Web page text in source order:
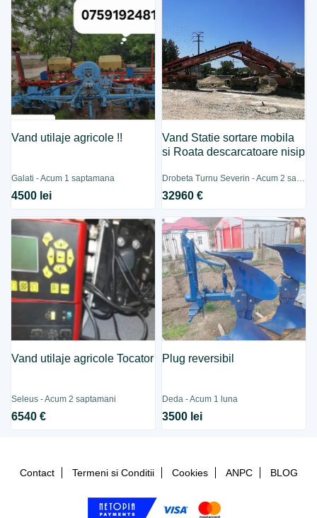
Vand utilaje agricole !!
Galati - Acum 1 saptamana
4500 lei
Vand Statie sortare mobila
si Roata descarcatoare nisip
Drobeta Turnu Severin - Acum 2 saptamani
32960 €
Vand utilaje agricole Tocator
Seleus - Acum 2 saptamani
6540 €
Plug reversibil
Deda - Acum 1 luna
3500 lei
Contact Termeni si Conditii Cookies ANPC BLOG